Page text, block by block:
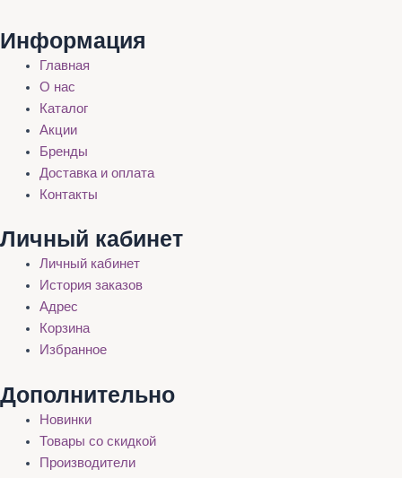
Информация
Главная
О нас
Каталог
Акции
Бренды
Доставка и оплата
Контакты
Личный кабинет
Личный кабинет
История заказов
Адрес
Корзина
Избранное
Дополнительно
Новинки
Товары со скидкой
Производители